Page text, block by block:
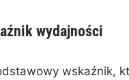
wydajności
wskaźnik,